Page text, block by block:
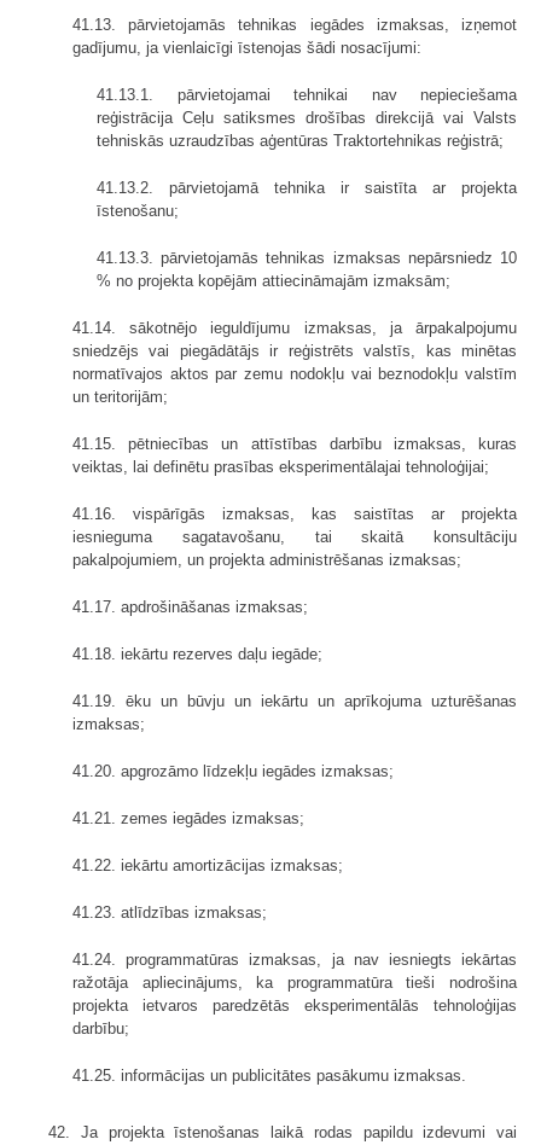
41.13. pārvietojamās tehnikas iegādes izmaksas, izņemot
gadījumu, ja vienlaicīgi īstenojas šādi nosacījumi:
41.13.1. pārvietojamai tehnikai nav nepieciešama
reģistrācija Ceļu satiksmes drošības direkcijā vai Valsts
tehniskās uzraudzības aģentūras Traktortehnikas reģistrā;
41.13.2. pārvietojamā tehnika ir saistīta ar projekta
īstenošanu;
41.13.3. pārvietojamās tehnikas izmaksas nepārsniedz 10
% no projekta kopējām attiecināmajām izmaksām;
41.14. sākotnējo ieguldījumu izmaksas, ja ārpakalpojumu
sniedzējs vai piegādātājs ir reģistrēts valstīs, kas minētas
normatīvajos aktos par zemu nodokļu vai beznodokļu valstīm
un teritorijām;
41.15. pētniecības un attīstības darbību izmaksas, kuras
veiktas, lai definētu prasības eksperimentālajai tehnoloģijai;
41.16. vispārīgās izmaksas, kas saistītas ar projekta
iesnieguma sagatavošanu, tai skaitā konsultāciju
pakalpojumiem, un projekta administrēšanas izmaksas;
41.17. apdrošināšanas izmaksas;
41.18. iekārtu rezerves daļu iegāde;
41.19. ēku un būvju un iekārtu un aprīkojuma uzturēšanas
izmaksas;
41.20. apgrozāmo līdzekļu iegādes izmaksas;
41.21. zemes iegādes izmaksas;
41.22. iekārtu amortizācijas izmaksas;
41.23. atlīdzības izmaksas;
41.24. programmatūras izmaksas, ja nav iesniegts iekārtas
ražotāja apliecinājums, ka programmatūra tieši nodrošina
projekta ietvaros paredzētās eksperimentālās tehnoloģijas
darbību;
41.25. informācijas un publicitātes pasākumu izmaksas.
42. Ja projekta īstenošanas laikā rodas papildu izdevumi vai